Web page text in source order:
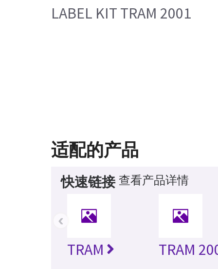
LABEL KIT TRAM 2001
适配的产品
快速链接 查看产品详情
TRAM TRAM
‹